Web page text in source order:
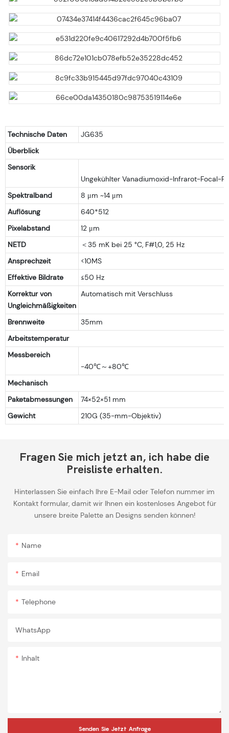
Technische Daten
JG635
Überblick
Sensorik
Spektralband
8 μm ~14 μm
Auflösung
640*512
Pixelabstand
12 μm
NETD
＜35 mK bei 25 °C, F#1,0, 25 Hz
Ansprechzeit
<10MS
Effektive Bildrate
≤50 Hz
Korrektur von
Ungleichmäßigkeiten
Automatisch mit Verschluss
Brennweite
35mm
Arbeitstemperatur
Messbereich
Mechanisch
Paketabmessungen
74×52×51 mm
Gewicht
210G (35-mm-Objektiv)
Fragen Sie mich jetzt an, ich habe die
Preisliste erhalten.
Hinterlassen Sie einfach Ihre E-Mail oder Telefon nummer im
Kontakt formular, damit wir Ihnen ein kostenloses Angebot für
unsere breite Palette an Designs senden können!
Name
Email
Telephone
WhatsApp
Inhalt
Senden Sie Jetzt Anfrage